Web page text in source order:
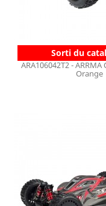
Sorti du
ARA106042T2 - ARRMA
Orange